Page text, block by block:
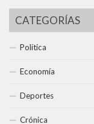
CATEGORÍAS
Política
Economía
Deportes
Crónica